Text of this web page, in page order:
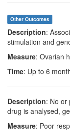
Other Outcomes
Description:
stimulation and
Measure: Ovarian
Time: Up to 6
Description: No or
drug is analysed,
Measure: Poor